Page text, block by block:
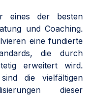
eines der besten
und Coaching.
eine fundierte
die durch
erweitert wird.
sind die vielfältigen
dieser